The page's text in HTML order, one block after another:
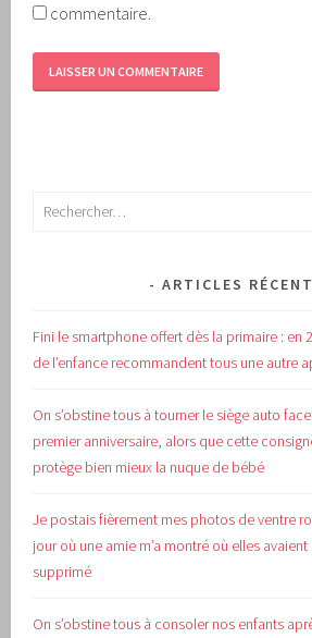
commentaire.
Rechercher :
ARTICLES
Fini le smartphone offert dès la primaire : en
de l’enfance recommandent tous une autre
On s’obstine tous à tourner le siège auto
premier anniversaire, alors que cette
protège bien mieux la nuque de bébé
Je postais fièrement mes photos de ventre
jour où une amie m’a montré où elles avaient
supprimé
On s’obstine tous à consoler nos enfants